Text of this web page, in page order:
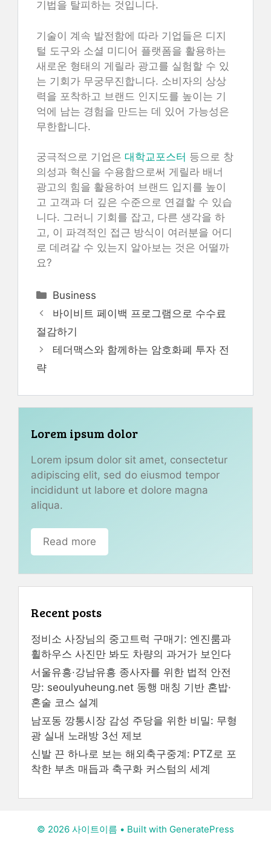
기법을 탈피하는 것입니다.
기술이 계속 발전함에 따라 기업들은 디지
털 도구와 소셜 미디어 플랫폼을 활용하는
새로운 형태의 게릴라 광고를 실험할 수 있
는 기회가 무궁무진합니다. 소비자의 상상
력을 포착하고 브랜드 인지도를 높이는 기
억에 남는 경험을 만드는 데 있어 가능성은
무한합니다.
궁극적으로 기업은 대학교포스터 등으로 창
의성과 혁신을 수용함으로써 게릴라 배너
광고의 힘을 활용하여 브랜드 입지를 높이
고 고객과 더 깊은 수준으로 연결할 수 있습
니다. 그러니 기회를 잡고, 다른 생각을 하
고, 이 파격적인 접근 방식이 여러분을 어디
로 데려갈 수 있는지 알아보는 것은 어떨까
요?
Categories
Business
바이비트 페이백 프로그램으로 수수료
절감하기
테더맥스와 함께하는 암호화폐 투자 전
략
Lorem ipsum dolor
Lorem ipsum dolor sit amet, consectetur
adipiscing elit, sed do eiusmod tempor
incididunt ut labore et dolore magna
aliqua.
Read more
Recent posts
정비소 사장님의 중고트럭 구매기: 엔진룸과
휠하우스 사진만 봐도 차량의 과거가 보인다
서울유흥·강남유흥 종사자를 위한 법적 안전
망: seoulyuheung.net 동행 매칭 기반 혼밥·
혼술 코스 설계
남포동 깡통시장 감성 주당을 위한 비밀: 무형
광 실내 노래방 3선 제보
신발 끈 하나로 보는 해외축구중계: PTZ로 포
착한 부츠 매듭과 축구화 커스텀의 세계
© 2026 사이트이름 • Built with GeneratePress